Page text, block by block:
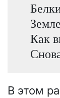
Как
В этом